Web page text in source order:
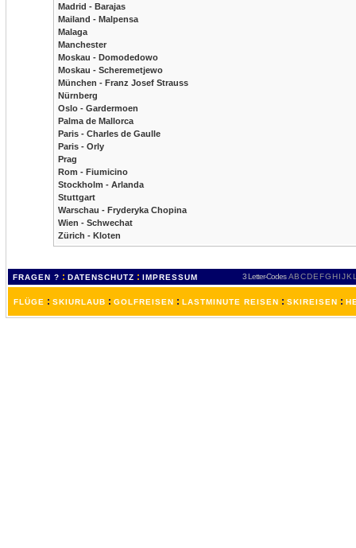
Madrid - Barajas
Mailand - Malpensa
Malaga
Manchester
Moskau - Domodedowo
Moskau - Scheremetjewo
München - Franz Josef Strauss
Nürnberg
Oslo - Gardermoen
Palma de Mallorca
Paris - Charles de Gaulle
Paris - Orly
Prag
Rom - Fiumicino
Stockholm - Arlanda
Stuttgart
Warschau - Fryderyka Chopina
Wien - Schwechat
Zürich - Kloten
FRAGEN ? : DATENSCHUTZ : IMPRESSUM 3 Letter-Codes ABCDEFGH IJKL
FLÜGE : SKIURLAUB : GOLFREISEN : LASTMINUTE REISEN : SKIREISEN :